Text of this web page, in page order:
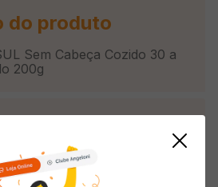
do produto
Sem Cabeça Cozido 30 a
200g
Congelado